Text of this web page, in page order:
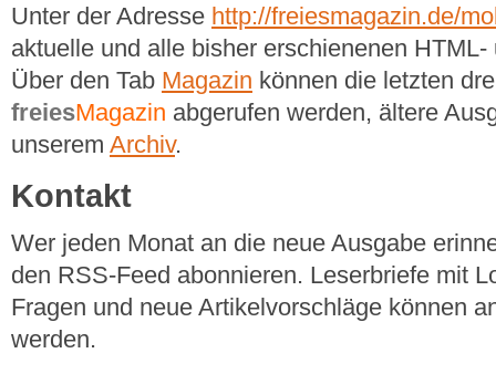
Unter der Adresse http://freiesmagazin.de/
aktuelle und alle bisher erschienenen
Über den Tab Magazin können die letzten
freiesMagazin abgerufen werden, ältere
unserem Archiv.
Kontakt
Wer jeden Monat an die neue Ausgabe
den RSS-Feed abonnieren. Leserbriefe mit
Fragen und neue Artikelvorschläge können
werden.